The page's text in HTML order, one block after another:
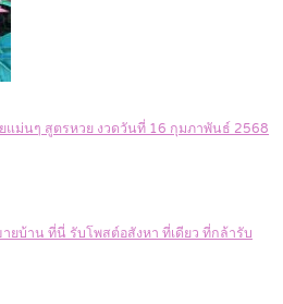
แม่นๆ สูตรหวย งวดวันที่ 16 กุมภาพันธ์ 2568
ยบ้าน ที่นี่ รับโพสต์อสังหา ที่เดียว ที่กล้ารับ